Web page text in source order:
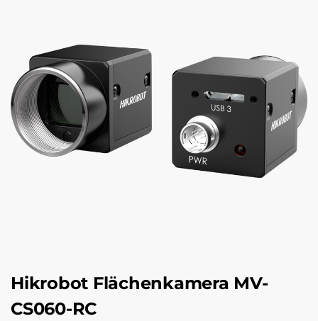
Hikrobot Flächenkamera MV-
CS060-RC